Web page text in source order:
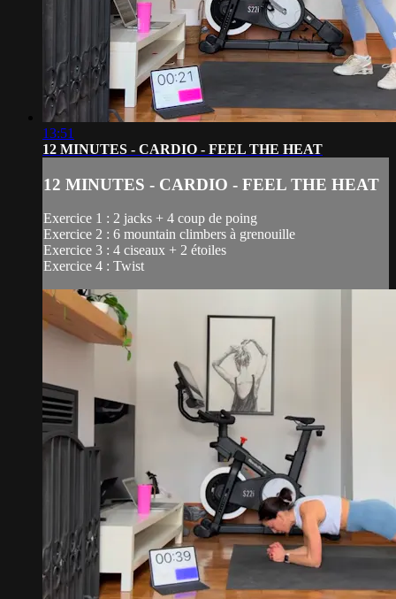
13:51
12 MINUTES - CARDIO - FEEL THE HEAT
12 MINUTES - CARDIO - FEEL THE HEAT
Exercice 1 : 2 jacks + 4 coup de poing
Exercice 2 : 6 mountain climbers à grenouille
Exercice 3 : 4 ciseaux + 2 étoiles
Exercice 4 : Twist